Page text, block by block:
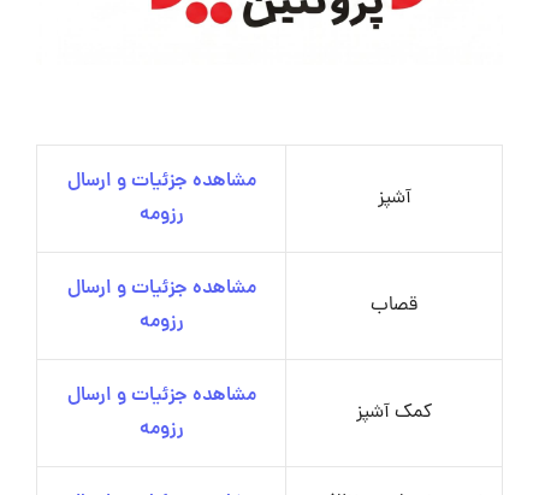
آشپز
مشاهده جزئیات و ارسال
رزومه
قصاب
مشاهده جزئیات و ارسال
رزومه
کمک آشپز
مشاهده جزئیات و ارسال
رزومه